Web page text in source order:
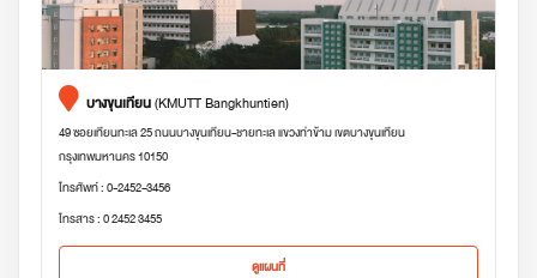
บางขุนเทียน(KMUTT Bangkhuntien)
49 ซอยเทียนทะเล 25 ถนนบางขุนเทียน-ชายทะเล แขวงท่าข้าม เขตบางขุนเทียน
กรุงเทพมหานคร 10150
โทรศัพท์ : 0-2452-3456
โทรสาร : 0 2452 3455
ดูแผนที่